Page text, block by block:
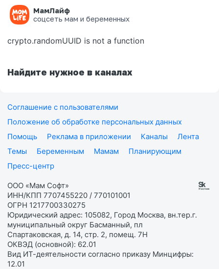
МамЛайф
соцсеть мам и беременных
Ошибка на странице
crypto.randomUUID is not a function
Найдите нужное в каналах
Соглашение с пользователями
Положение об обработке персональных данных
Помощь
Реклама в приложении Каналы
Лента
Темы
Беременным Мамам
Планирующим
Пресс-центр
ООО «Мам Софт»
ИНН/КПП 7707455220 / 770101001
ОГРН 1217700330275
Юридический адрес: 105082, Город Москва, вн.тер.г.
муниципальный округ Басманный, пл
Спартаковская, д. 14, стр. 2, помещ. 7Н
ОКВЭД (основной): 62.01
Вид ИТ-деятельности согласно приказу Минцифры:
12.01